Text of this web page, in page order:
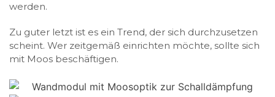
werden.
Zu guter letzt ist es ein Trend, der sich durchzusetzen
scheint. Wer zeitgemäß einrichten möchte, sollte sich
mit Moos beschäftigen.